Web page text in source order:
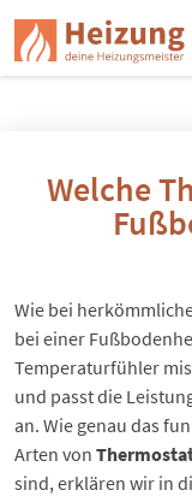
Welche
Wie bei
bei einer
Temperaturfühler
und passt die
an. Wie genau das
Arten von
sind, erklären wir in